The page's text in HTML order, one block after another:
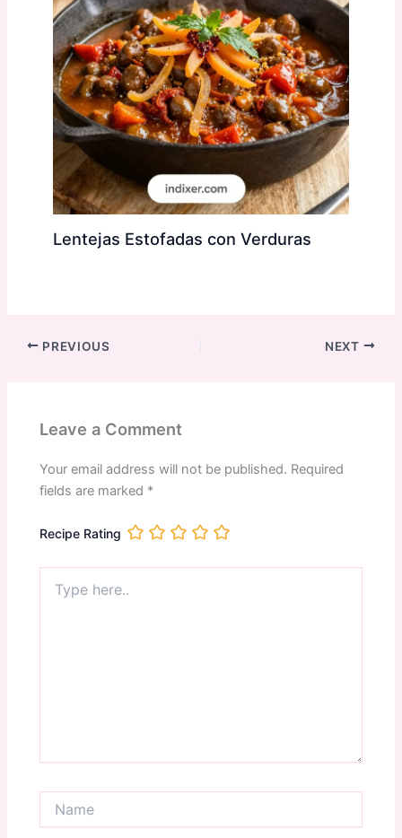
Lentejas Estofadas con Verduras
PREVIOUS NEXT
Leave a Comment
Your email address will not be published. Required
fields are marked *
Recipe Rating
here..